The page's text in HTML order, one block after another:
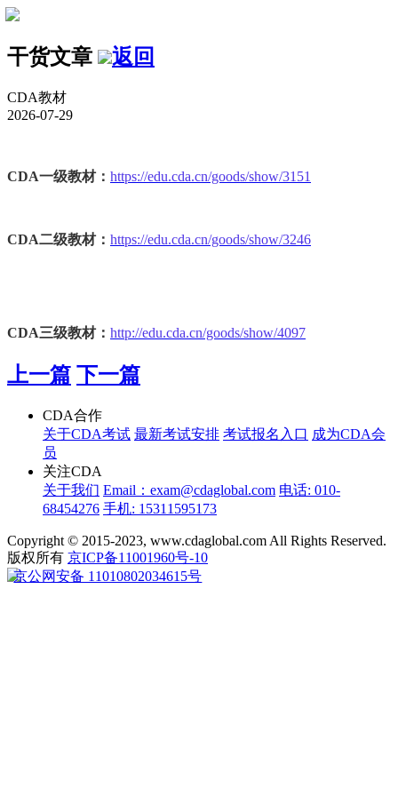
干货文章 返回
CDA教材
2026-07-29
CDA一级教材： https://edu.cda.cn/goods/show/3151
CDA二级教材： https://edu.cda.cn/goods/show/3246
CDA三级教材： http://edu.cda.cn/goods/show/4097
上一篇 下一篇
CDA合作
关于CDA考试 最新考试安排 考试报名入口 成为CDA会
员
关注CDA
关于我们 Email：exam@cdaglobal.com 电话: 010-
68454276 手机: 15311595173
Copyright © 2015-2023, www.cdaglobal.com All Rights Reserved.
版权所有 京ICP备11001960号-10
京公网安备 11010802034615号